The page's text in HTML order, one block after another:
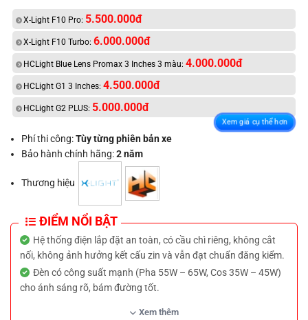
X-Light F10 Pro: 5.500.000đ
X-Light F10 Turbo: 6.000.000đ
HCLight Blue Lens Promax 3 Inches 3 màu: 4.000.000đ
HCLight G1 3 Inches: 4.500.000đ
HCLight G2 PLUS: 5.000.000đ
Phí thi công:Tùy từng phiên bản xe
Bảo hành chính hãng:2 năm
Thương hiệu
Xem giá cụ thể hơn
ĐIỂM NỔI BẬT
Hệ thống điện lắp đặt an toàn, có cầu chì riêng, không cắt
nối, không ảnh hưởng kết cấu zin và vẫn đạt chuẩn đăng kiểm.
Đèn có công suất mạnh (Pha 55W – 65W, Cos 35W – 45W)
cho ánh sáng rõ, bám đường tốt.
Xem thêm